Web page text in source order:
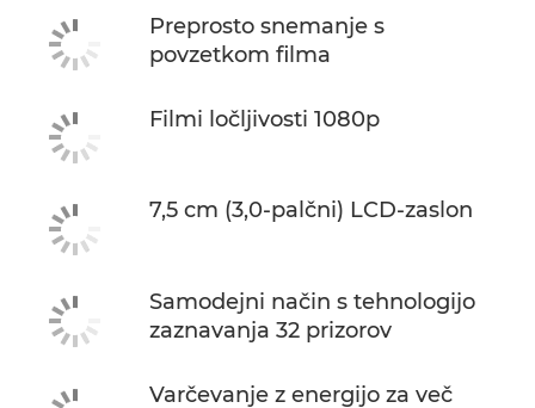
Preprosto snemanje s
povzetkom filma
Filmi ločljivosti 1080p
7,5 cm (3,0-palčni) LCD-zaslon
Samodejni način s tehnologijo
zaznavanja 32 prizorov
Varčevanje z energijo za več